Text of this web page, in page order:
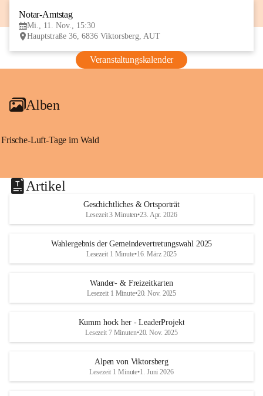
Notar-Amtstag
Mi., 11. Nov., 15:30
Hauptstraße 36, 6836 Viktorsberg, AUT
Veranstaltungskalender
Alben
Frische-Luft-Tage im Wald
Artikel
Geschichtliches & Ortsporträt
Lesezeit 3 Minuten•23. Apr. 2026
Wahlergebnis der Gemeindevertretungswahl 2025
Lesezeit 1 Minute•16. März 2025
Wander- & Freizeitkarten
Lesezeit 1 Minute•20. Nov. 2025
Kumm hock her - LeaderProjekt
Lesezeit 7 Minuten•20. Nov. 2025
Alpen von Viktorsberg
Lesezeit 1 Minute•1. Juni 2026